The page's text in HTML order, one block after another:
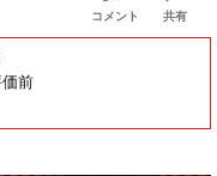
コメント 共有
前